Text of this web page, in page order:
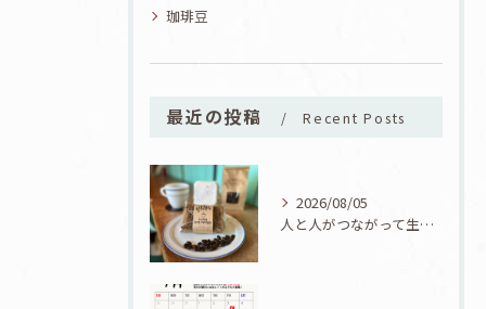
珈琲豆
最近の投稿 Recent Posts
2026/08/05
人と人がつながって生まれた一品！ユタカフェオリジナルコーヒーシフォン誕生！